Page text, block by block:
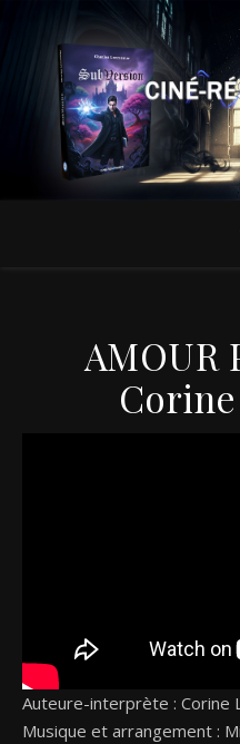
AMOUR
Auteure-interprète : Corine
Musique et arrangement :